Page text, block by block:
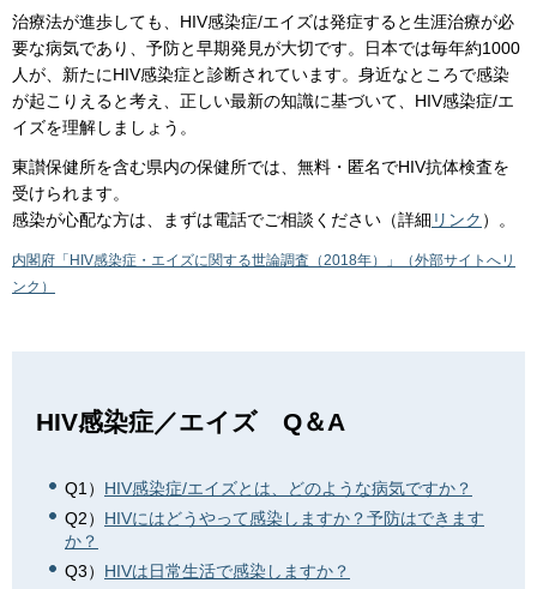
治療法が進歩しても、HIV感染症/エイズは発症すると生涯治療が必
要な病気であり、予防と早期発見が大切です。日本では毎年約1000
人が、新たにHIV感染症と診断されています。身近なところで感染
が起こりえると考え、正しい最新の知識に基づいて、HIV感染症/エ
イズを理解しましょう。
東讃保健所を含む県内の保健所では、無料・匿名でHIV抗体検査を
受けられます。
感染が心配な方は、まずは電話でご相談ください（詳細 リンク ）。
内閣府「HIV感染症・エイズに関する世論調査（2018年）」（外部サイトへリ
ンク）
HIV感染症／エイズ Q＆A
Q1） HIV感染症/エイズとは、どのような病気ですか？
Q2） HIVにはどうやって感染しますか？予防はできます
か？
Q3） HIVは日常生活で感染しますか？